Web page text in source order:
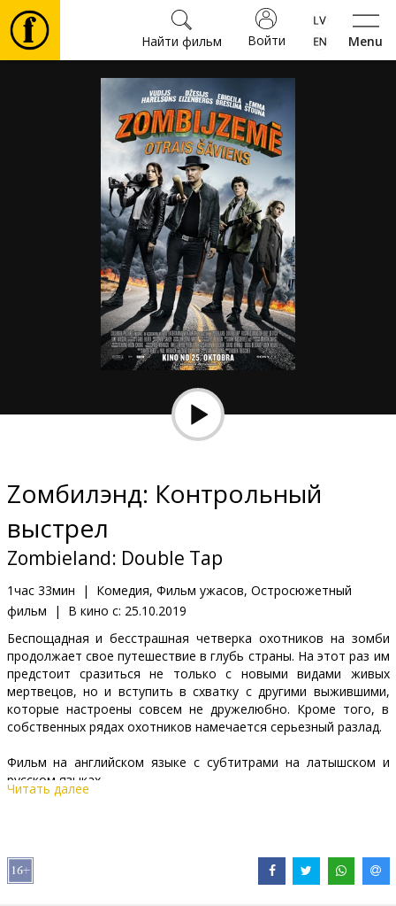
Menu
Войти
Найти фильм
Фильмы
Культура
Мероприятия
Новости
Подарки
Клуб
Zомбилэнд: Контрольный
выстрел
Zombieland: Double Tap
1час 33мин |
Комедия, Фильм ужасов, Остросюжетный
фильм
| В кино с: 25.10.2019
Беспощадная и бесстрашная четверка охотников на зомби
продолжает свое путешествие в глубь страны. На этот раз им
предстоит сразиться не только с новыми видами живых
мертвецов, но и вступить в схватку с другими выжившими,
которые настроены совсем не дружелюбно. Кроме того, в
собственных рядах охотников намечается серьезный разлад.
Фильм на английском языке с субтитрами на латышском и
русском языках.
Pежиссер :
В ролях:
Emma Stone,
Abigail
Читать далее